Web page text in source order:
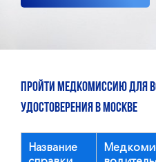
Пройти медкомиссию для
удостоверения в Москве
Название